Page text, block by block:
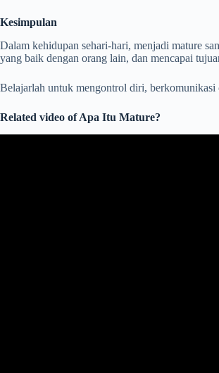
Kesimpulan
Dalam kehidupan sehari-hari, menjadi mature
yang baik dengan orang lain, dan mencapai
Belajarlah untuk mengontrol diri, berkomunikasi
Related video of Apa Itu Mature?